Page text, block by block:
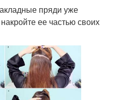
пряди уже
ее частью своих